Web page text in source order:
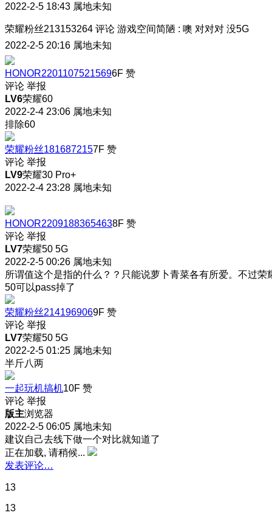
2022-2-5 18:43 属地未知
荣耀粉丝213153264 评论 游戏空间简陋 : 噢 对对对 没5G
2022-2-5 20:16 属地未知
HONOR22011075215696F 赞
评论 举报
LV6荣耀60
2022-2-4 23:06 属地未知
排除60
荣耀粉丝1816872157F 赞
评论 举报
LV9荣耀30 Pro+
2022-2-4 23:28 属地未知
HONOR22091883654638F 赞
评论 举报
LV7荣耀50 5G
2022-2-5 00:26 属地未知
所谓值这个是指的什么？？只能说萝卜青菜各有所爱。不过荣
50可以pass掉了
荣耀粉丝2141969069F 赞
评论 举报
LV7荣耀50 5G
2022-2-5 01:25 属地未知
半斤八两
一起玩机搞机10F 赞
评论 举报
版主浏览器
2022-2-5 06:05 属地未知
建议自己去线下做一个对比就知道了
正在加载, 请稍候...
发表评论…
13
13